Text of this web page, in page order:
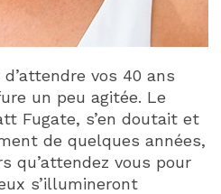
vos 40 ans
un peu agitée. Le
Fugate, s’en doutait et
de quelques années,
qu’attendez vous pour
s’illumineront